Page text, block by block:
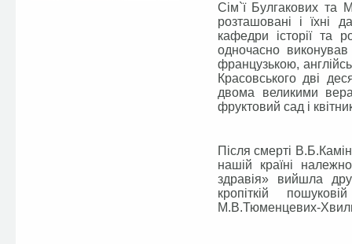
Сім`ї Булгакових та
розташовані і їхні
кафедри історії та
одночасно
французькою,
Красовського дві
двома великими
фруктовий сад і
Після смерті
нашій країні
здравія» вийшла
кропіткій
М.В.Тюменцевих-